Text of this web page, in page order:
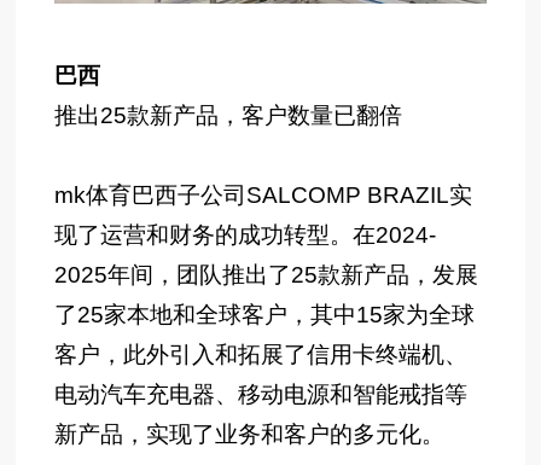
巴西
推出25款新产品，客户数量已翻倍
mk体育巴西子公司SALCOMP BRAZIL实
现了运营和财务的成功转型。在2024-
2025年间，团队推出了25款新产品，发展
了25家本地和全球客户，其中15家为全球
客户，此外引入和拓展了信用卡终端机、
电动汽车充电器、移动电源和智能戒指等
新产品，实现了业务和客户的多元化。